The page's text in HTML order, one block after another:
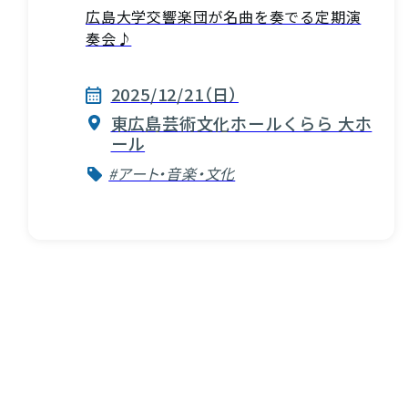
広島大学交響楽団が名曲を奏でる定期演
奏会♪
2025/12/21（日）
東広島芸術文化ホールくらら 大ホ
ール
#アート・音楽・文化